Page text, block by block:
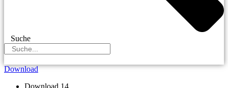
Suche
Download
Download 14